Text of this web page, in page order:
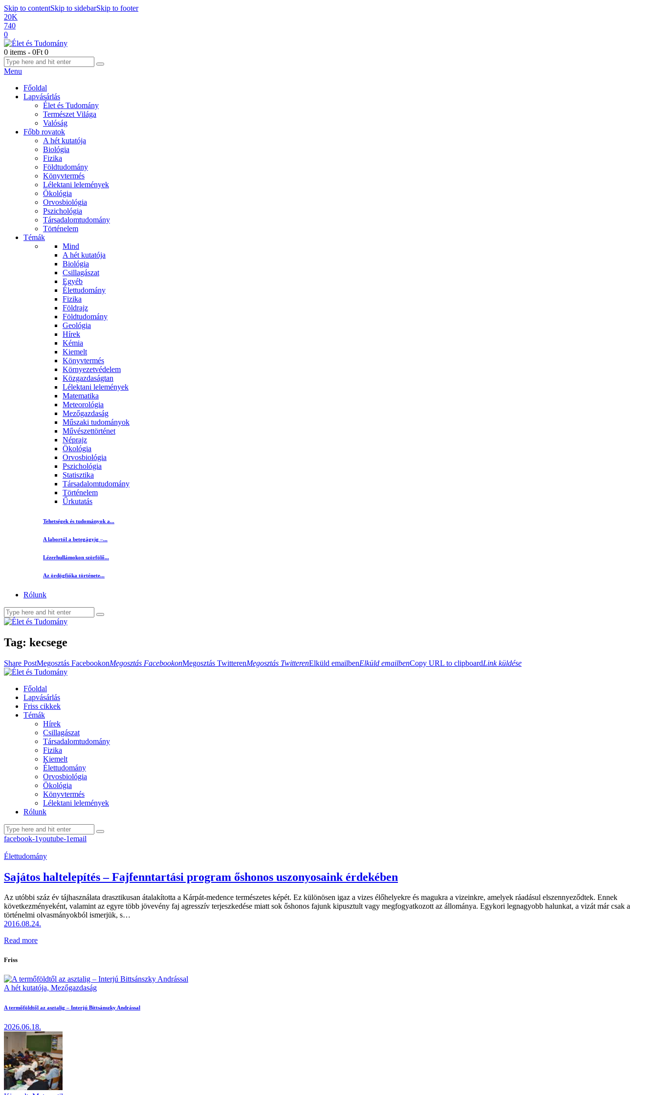
Skip to contentSkip to sidebarSkip to footer
20K
740
0
0 items - 0Ft 0
Menu
Főoldal
Lapvásárlás
Élet és Tudomány
Természet Világa
Valóság
Főbb rovatok
A hét kutatója
Biológia
Fizika
Földtudomány
Könyvtermés
Lélektani lelemények
Ökológia
Orvosbiológia
Pszichológia
Társadalomtudomány
Történelem
Témák
Mind
A hét kutatója
Biológia
Csillagászat
Egyéb
Élettudomány
Fizika
Földrajz
Földtudomány
Geológia
Hírek
Kémia
Kiemelt
Könyvtermés
Környezetvédelem
Közgazdaságtan
Lélektani lelemények
Matematika
Meteorológia
Mezőgazdaság
Műszaki tudományok
Művészettörténet
Néprajz
Ökológia
Orvosbiológia
Pszichológia
Statisztika
Társadalomtudomány
Történelem
Űrkutatás
Tehetségek és tudományok a...
A labortól a betegágyig –...
Lézerhullámokon szörfölő...
Az ördögfióka története...
Rólunk
Tag: kecsege
Share PostMegosztás FacebookonMegosztás FacebookonMegosztás TwitterenMegosztás TwitterenElküld emailbenElküld emailbenCopy URL to clipboardLink küldése
Főoldal
Lapvásárlás
Friss cikkek
Témák
Hírek
Csillagászat
Társadalomtudomány
Fizika
Kiemelt
Élettudomány
Orvosbiológia
Ökológia
Könyvtermés
Lélektani lelemények
Rólunk
facebook-1youtube-1email
Élettudomány
Sajátos haltelepítés – Fajfenntartási program őshonos uszonyosaink érdekében
Az utóbbi száz év tájhasználata drasztikusan átalakította a Kárpát-medence természetes képét. Ez különösen igaz a vizes élőhelyekre és magukra a vizeinkre, amelyek ráadásul elszennyeződtek. Ennek
következményeként, valamint az egyre több jövevény faj agresszív terjeszkedése miatt sok őshonos fajunk kipusztult vagy megfogyatkozott az állománya. Egykori legnagyobb halunkat, a vizát már csak a
történelmi olvasmányokból ismerjük, s…
2016.08.24.
Read more
Friss
A hét kutatója, Mezőgazdaság
A termőföldtől az asztalig – Interjú Bittsánszky Andrással
2026.06.18.